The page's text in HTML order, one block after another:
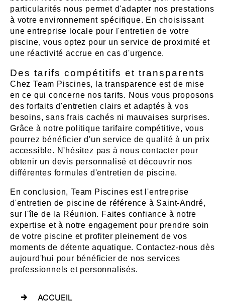
particularités nous permet d'adapter nos prestations
à votre environnement spécifique. En choisissant
une entreprise locale pour l'entretien de votre
piscine, vous optez pour un service de proximité et
une réactivité accrue en cas d'urgence.
Des tarifs compétitifs et transparents
Chez Team Piscines, la transparence est de mise
en ce qui concerne nos tarifs. Nous vous proposons
des forfaits d'entretien clairs et adaptés à vos
besoins, sans frais cachés ni mauvaises surprises.
Grâce à notre politique tarifaire compétitive, vous
pourrez bénéficier d'un service de qualité à un prix
accessible. N'hésitez pas à nous contacter pour
obtenir un devis personnalisé et découvrir nos
différentes formules d'entretien de piscine.
En conclusion, Team Piscines est l'entreprise
d'entretien de piscine de référence à Saint-André,
sur l'île de la Réunion. Faites confiance à notre
expertise et à notre engagement pour prendre soin
de votre piscine et profiter pleinement de vos
moments de détente aquatique. Contactez-nous dès
aujourd'hui pour bénéficier de nos services
professionnels et personnalisés.
ACCUEIL